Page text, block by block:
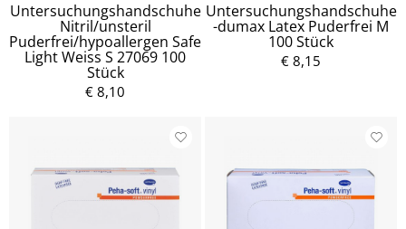
Untersuchungshandschuhe
Nitril/unsteril
Puderfrei/hypoallergen Safe
Light Weiss S 27069 100
Stück
€ 8,10
Untersuchungshandschuhe
-dumax Latex Puderfrei M
100 Stück
€ 8,15